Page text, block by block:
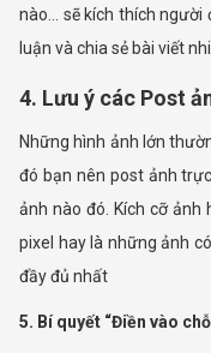
nào… sẽ kích thích người
luận và chia sẻ bài viết
4. Lưu ý các Post
Những hình ảnh lớn
đó bạn nên post ảnh
ảnh nào đó. Kích cỡ
pixel hay là những ảnh
đầy đủ nhất
5. Bí quyết “Điền vào